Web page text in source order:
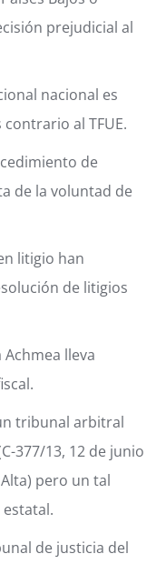
prejudicial al
nacional es
contrario al TFUE.
de
de la voluntad de
litigio han
de litigios
lleva
tribunal arbitral
377/13, 12 de junio
pero un tal
de justicia del